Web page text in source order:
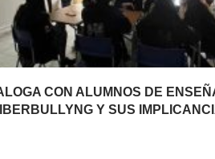
CON ALUMNOS DE
Y SUS